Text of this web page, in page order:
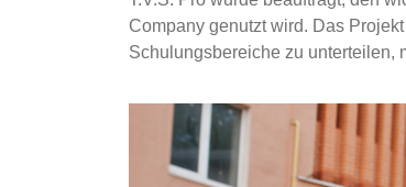
Company genutzt wird. Das
Schulungsbereiche zu unterteilen,